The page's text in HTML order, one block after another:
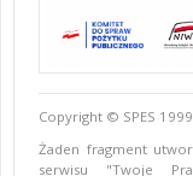
Copyright © SPES
Żaden fragment
serwisu "Twoje